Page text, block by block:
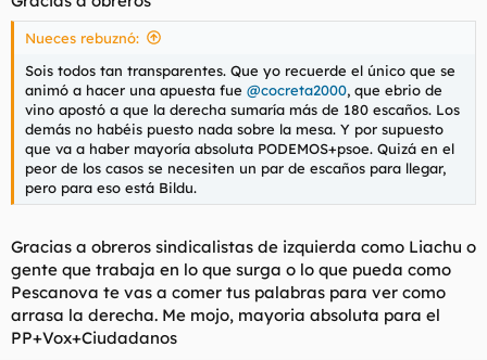
Nueces rebuznó:
Sois todos tan transparentes. Que yo recuerde el único que se
animó a hacer una apuesta fue @cocreta2000, que ebrio de
vino apostó a que la derecha sumaría más de 180 escaños. Los
demás no habéis puesto nada sobre la mesa. Y por supuesto
que va a haber mayoría absoluta PODEMOS+psoe. Quizá en el
peor de los casos se necesiten un par de escaños para llegar,
pero para eso está Bildu.
Gracias a obreros sindicalistas de izquierda como Liachu o
gente que trabaja en lo que surga o lo que pueda como
Pescanova te vas a comer tus palabras para ver como
arrasa la derecha. Me mojo, mayoria absoluta para el
PP+Vox+Ciudadanos